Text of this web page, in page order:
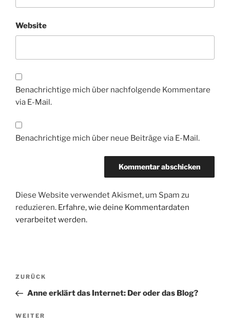
Website
Benachrichtige mich über nachfolgende Kommentare
via E-Mail.
Benachrichtige mich über neue Beiträge via E-Mail.
Diese Website verwendet Akismet, um Spam zu
reduzieren. Erfahre, wie deine Kommentardaten
verarbeitet werden.
Beitragsnavigation
Vorheriger
Beitrag
ZURÜCK
Anne erklärt das Internet: Der oder das Blog?
Nächster
WEITER